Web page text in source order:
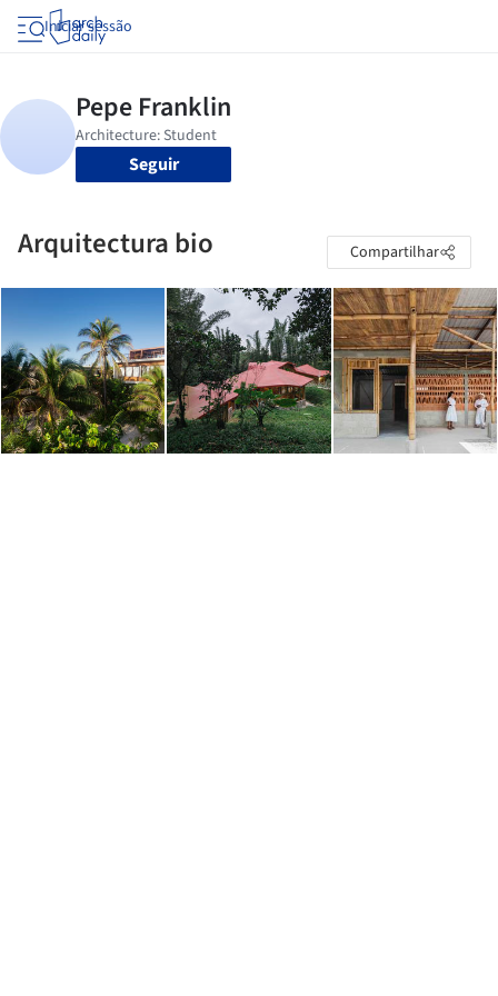
Iniciar sessão
Seguir
Arquitectura bio Compartilhar